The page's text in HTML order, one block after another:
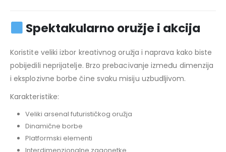
Spektakularno oružje i akcija
Koristite veliki izbor kreativnog oružja i naprava kako biste
pobijedili neprijatelje. Brzo prebacivanje između dimenzija
i eksplozivne borbe čine svaku misiju uzbudljivom.
Karakteristike:
Veliki arsenal futurističkog oružja
Dinamične borbe
Platformski elementi